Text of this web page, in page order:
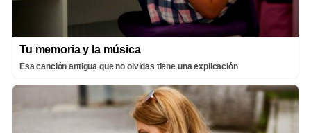
Tu memoria y la música
Esa canción antigua que no olvidas tiene una explicación